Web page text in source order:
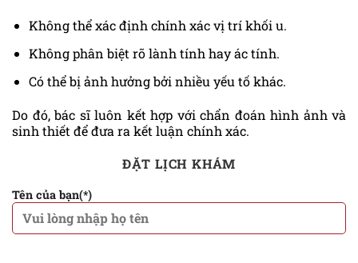
Không thể xác định chính xác vị trí khối u.
Không phân biệt rõ lành tính hay ác tính.
Có thể bị ảnh hưởng bởi nhiều yếu tố khác.
Do đó, bác sĩ luôn kết hợp với chẩn đoán hình ảnh và
sinh thiết để đưa ra kết luận chính xác.
ĐẶT LỊCH KHÁM
Tên của bạn(*)